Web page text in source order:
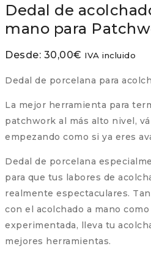
Dedal de
mano para
Desde: 30,00€ IVA incluido
Dedal de porcelana para
La mejor herramienta para
patchwork al más alto nivel,
empezando como si ya eres
Dedal de porcelana
para que tus labores de
realmente espectaculares.
con el acolchado a mano
experimentada, lleva tu
mejores herramientas.